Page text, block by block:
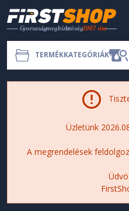
TERMÉKKATEGÓRIÁK
Üzletünk
A megrendelések